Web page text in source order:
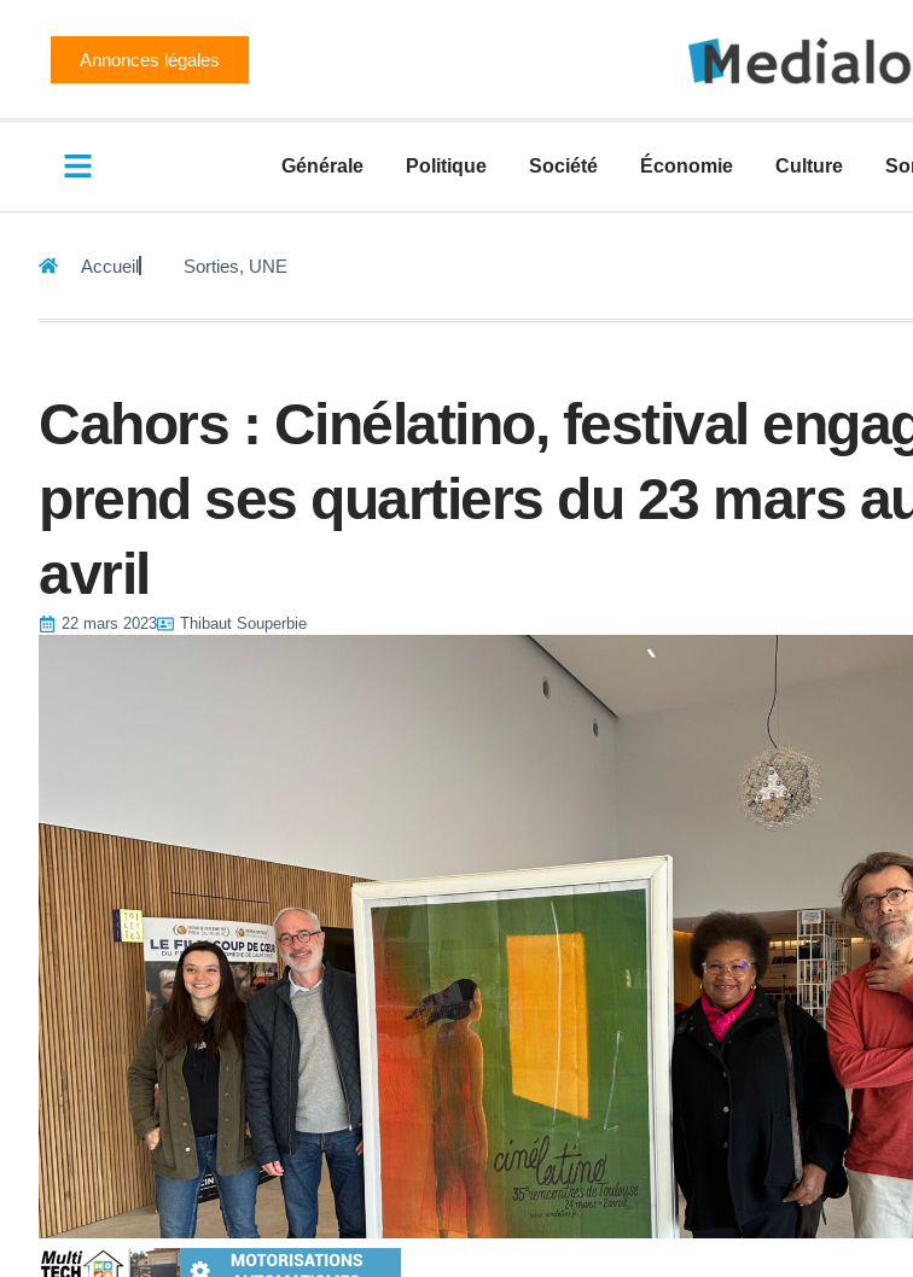
Annonces légales
Générale Politique Société Économie Culture
Accueil Sorties, UNE
Cahors : Cinélatino, festival
prend ses quartiers du 23 mars
avril
22 mars 2023 Thibaut Souperbie